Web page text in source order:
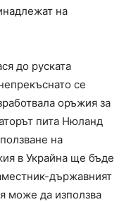
на
до руската
се
оръжия за
пита Нюланд
на
в Украйна ще бъде
държавният
може да използва